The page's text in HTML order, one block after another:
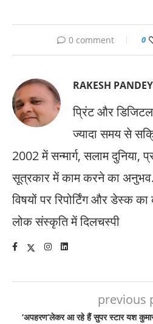
0 comment 0
RAKESH PANDEY
प्रिंट और डिजिटल
ज्यादा समय से
2002 में सन्मार्ग, सलाम दुनिया,
सूत्रकार में काम करने का
विषयों पर रिपोर्टिंग और डेस्क
लोक संस्कृति में दिलचस्पी
previous
‘अपहरण’लेकर आ रहे हैं सुपर स्टार यश